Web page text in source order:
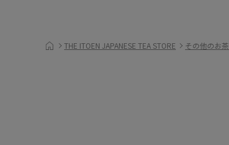
THE ITOEN JAPANESE TEA STORE その他のお茶